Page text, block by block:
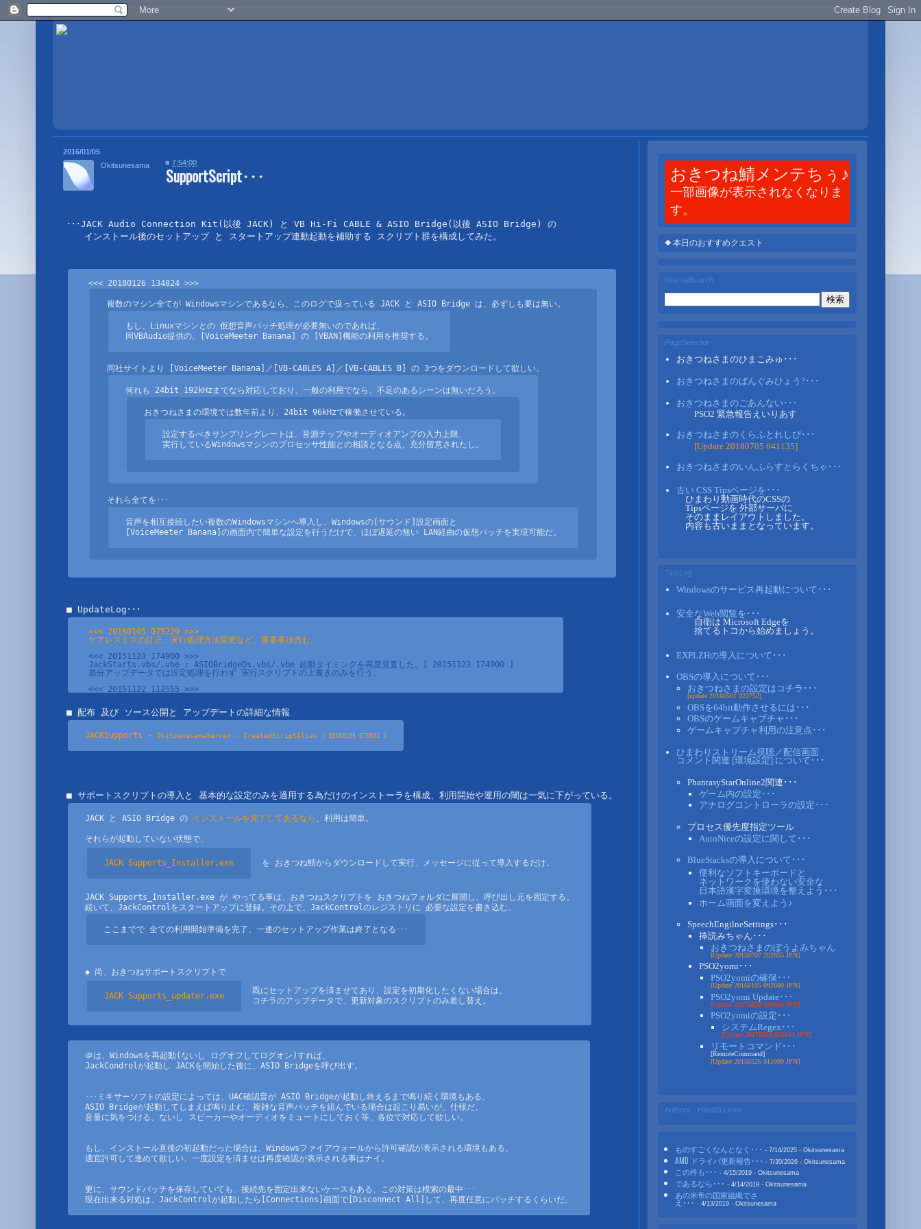
2016/01/05
SupportScript･･･
･･･JACK Audio Connection Kit(以後 JACK) と VB Hi-Fi CABLE & ASIO Bridge(以後 ASIO Bridge) の
インストール後のセットアップ と スタートアップ連動起動を補助する スクリプト群を構成してみた。
<<< 20180126 134824 >>>
もし、Linuxマシンとの 仮想音声パッチ処理が必要無いのであれば、
同VBAudio提供の、[VoiceMeeter Banana] の [VBAN]機能の利用を推奨する。
設定するべきサンプリングレートは、音源チップやオーディオアンプの入力上限、
実行しているWindowsマシンのプロセッサ性能との相談となる点、充分留意されたし。
音声を相互接続したい複数のWindowsマシンへ導入し、Windowsの[サウンド]設定画面と
[VoiceMeeter Banana]の画面内で簡単な設定を行うだけで、ほぼ遅延の無い LAN経由の仮想パッチを実現可能だ。
<<< 20160105 075229 >>>
ケアレスミスの訂正、実行処理方法変更など、重要事項含む。
<<< 20151123 174900 >>>
JackStarts.vbs/.vbe : ASIOBridgeDs.vbs/.vbe 起動タイミングを再度見直した。[ 20151123 174900 ]
差分アップデータでは設定処理を行わず 実行スクリプトの上書きのみを行う。
JackStarts.vbs/.vbe更新、起動処理が大幅改善。
差分アップデータでは、JackStarts.vbeの上書きのみを行う。
JackStarts.vbeをロールバック、JackStops.vbeを更新。
JACKサーバの強制停止用途では利用出来ますので、扱いは任意で。
JACKサーバ(jackd.exe)が JackControl起動前に(無設定で)開始されているケースへの対策を追加。
･･･既に おきつねサポートスクリプトでセットアップを済ませ、
★ Important ★ - 完全版インストーラ出来♪
タスクスケジューラを用いないほうが無難に起動するコトが判明。
!!! Important !!! - ネットワークオーディオシステムとして JACKを用いる場合のみ。
JACKSupports - OkitsunesamaServer - CreatedScriptAlias [ 20160105 073502 ]
■ サポートスクリプトの導入と 基本的な設定のみを適用する為だけのインストーラを構成、利用開始や運用の閾は一気に下がっている。
JACK と ASIO Bridge の インストールを完了してあるなら 、利用は簡単。
JACK Supports_Installer.exe を おきつね鯖からダウンロードして実行、メッセージに従って導入するだけ。
JACK Supports_Installer.exe が やってる事は、おきつねスクリプトを おきつねフォルダに展開し、呼び出し元を固定する。
ここまでで 全ての利用開始準備を完了、一連のセットアップ作業は終了となる･･･
JACK Supports_updater.exe
既にセットアップを済ませてあり、設定を初期化したくない場合は、
コチラのアップデータで、更新対象のスクリプトのみ差し替え。
＠は、Windowsを再起動(ないし ログオフしてログオン)すれば、
JackCondrolが起動し JACKを開始した後に、ASIO Bridgeを呼び出す。
･･･ミキサーソフトの設定によっては、UAC確認音が ASIO Bridgeが起動し終えるまで鳴り続く環境もある。
ASIO Bridgeが起動してしまえば鳴り止む、複雑な音声パッチを組んでいる場合は起こり易いが、仕様だ。
音量に気をつける、ないし スピーカーやオーディオをミュートにしておく等、各位で対応して欲しい。
もし、インストール直後の初起動だった場合は、Windowsファイアウォールから許可確認が表示される環境もある。
適宜許可して進めて欲しい、一度設定を済ませば再度確認が表示される事はナイ。
更に、サウンドパッチを保存していても、接続先を固定出来ないケースもある、この対策は模索の最中･･･
現在出来る対処は、JackControlが起動したら[Connections]画面で[Disconnect All]して、再度任意にパッチするくらいだ。
Okitsunesama ■7:54:00
おきつね鯖メンテちぅ♪
一部画像が表示されなくなりま
す。
◆ 本日のおすすめクエスト
InternalSearch
PageSelector
おきつねさまのひまこみゅ･･･
おきつねさまのばんぐみひょう?･･･
おきつねさまのごあんない･･･
PSO2 緊急報告えいりあす
おきつねさまのくらふとれしぴ･･･
[Update 20180705 041135]
おきつねさまのいんふらすとらくちゃ･･･
古い CSS Tipsページを･･･
ひまわり動画時代のCSSの
Tipsページを 外部サーバに
そのままレイアウトしました。
内容も古いままとなっています。
TipsLog
Windowsのサービス再起動について･･･
安全なWeb閲覧を･･･
自衛は Microsoft Edgeを
捨てるトコから始めましょう。
EXPLZHの導入について･･･
OBSの導入について･･･
おきつねさまの設定はコチラ･･･
[update 20160501 022752]
OBSを64bit動作させるには･･･
OBSのゲームキャプチャ･･･
ゲームキャプチャ利用の注意点･･･
ひまわりストリーム視聴／配信画面
コメント関連 [環境設定] について･･･
PhantasyStarOnline2関連･･･
ゲーム内の設定･･･
アナログコントローラの設定･･･
プロセス優先度指定ツール
AutoNiceの設定に関して･･･
BlueStacksの導入について･･･
便利なソフトキーボードと
ネットワークを使わない安全な
日本語漢字変換環境を整えよう･･･
ホーム画面を変えよう♪
SpeechEngilneSettings･･･
捧読みちゃん･･･
おきつねさまのぼうよみちゃん
[Update 20150707 202855 JPN]
PSO2yomi･･･
PSO2yomiの確保･･･
[Update 20160105 092600 JPN]
PSO2yomi Update･･･
[Update 20170829 190954 JPN]
PSO2yomiの設定･･･
システムRegex･･･
[Update 20170829 053044 JPN]
リモートコマンド･･･
[RemoteCommand]
[Update 20150526 011000 JPN]
Authors - HimaSt Links
ものすごくなんとなく･･･ - 7/14/2025 - Okitsunesama
AMD ドライバ更新報告･･･ - 7/30/2026 - Okitsunesama
この件も･･･ - 4/15/2019 - Okitsunesama
であるなら･･･ - 4/14/2019 - Okitsunesama
あの米帝の国家組織でさ
え･･･ - 4/13/2019 - Okitsunesama